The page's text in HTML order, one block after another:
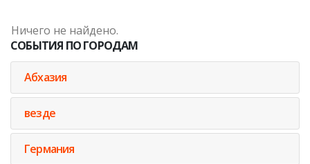
Ничего не найдено.
СОБЫТИЯ ПО ГОРОДАМ
Абхазия
везде
Германия